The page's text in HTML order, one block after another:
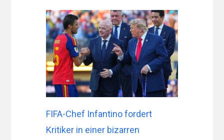
FIFA-Chef Infantino fordert
Kritiker in einer bizarren